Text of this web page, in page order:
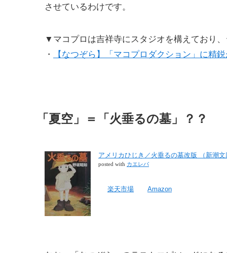
させているわけです。
▼マコプロは吉祥寺にスタジオを構えており
・
【なつぞら】「マコプロダクション」に精
「夏空」＝「火垂るの墓」？？
アメリカひじき／火垂るの墓改版 （新潮
posted with カエレバ
楽天市場 Amazon